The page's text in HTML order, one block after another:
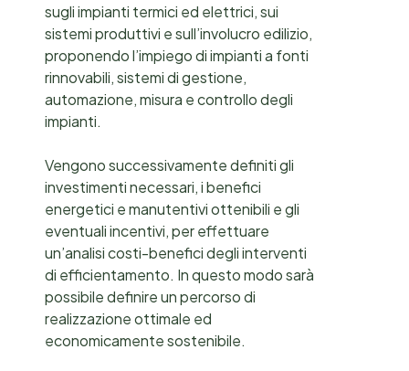
sugli impianti termici ed elettrici, sui
sistemi produttivi e sull’involucro edilizio,
proponendo l’impiego di impianti a fonti
rinnovabili, sistemi di gestione,
automazione, misura e controllo degli
impianti.
Vengono successivamente definiti gli
investimenti necessari, i benefici
energetici e manutentivi ottenibili e gli
eventuali incentivi, per effettuare
un’analisi costi-benefici degli interventi
di efficientamento. In questo modo sarà
possibile definire un percorso di
realizzazione ottimale ed
economicamente sostenibile.